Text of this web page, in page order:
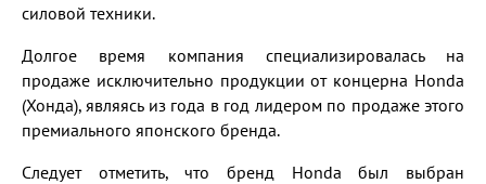
силовой техники.
Долгое время компания специализировалась на
продаже исключительно продукции от концерна Honda
(Хонда), являясь из года в год лидером по продаже этого
премиального японского бренда.
Следует отметить, что бренд Honda был выбран